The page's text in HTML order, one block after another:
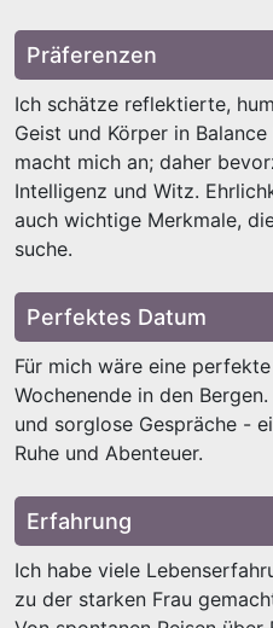
Präferenzen
Ich schätze reflektierte,
Geist und Körper in
macht mich an; daher
Intelligenz und Witz.
auch wichtige Merkmale,
suche.
Perfektes Datum
Für mich wäre eine
Wochenende in den
und sorglose Gespräche -
Ruhe und Abenteuer.
Erfahrung
Ich habe viele
zu der starken Frau